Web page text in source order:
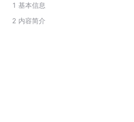
1 基本信息
2 内容简介